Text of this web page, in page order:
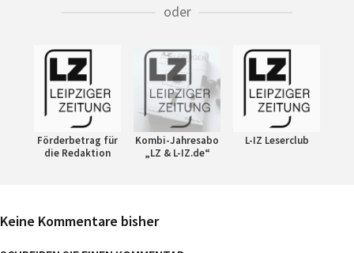
oder
Förderbetrag für
die Redaktion
Kombi-Jahresabo
„LZ & L-IZ.de“
L-IZ Leserclub
Keine Kommentare bisher